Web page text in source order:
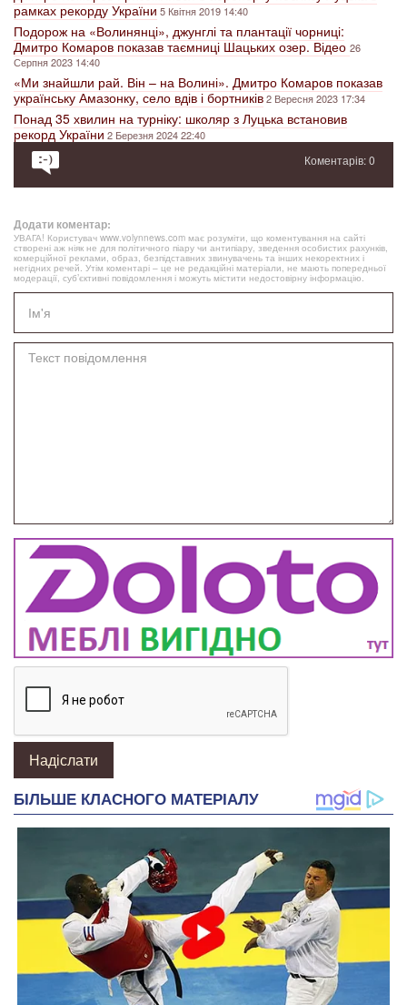
рамках рекорду України5 Квітня 2019 14:40
Подорож на «Волинянці», джунглі та плантації чорниці:
Дмитро Комаров показав таємниці Шацьких озер. Відео 26
Серпня 2023 14:40
«Ми знайшли рай. Він – на Волині». Дмитро Комаров показав
українську Амазонку, село вдів і бортників2 Вересня 2023 17:34
Понад 35 хвилин на турніку: школяр з Луцька встановив
рекорд України2 Березня 2024 22:40
Коментарів: 0
Додати коментар:
УВАГА! Користувач www.volynnews.com має розуміти, що коментування на сайті
створені аж ніяк не для політичного піару чи антипіару, зведення особистих рахунків,
комерційної реклами, образ, безпідставних звинувачень та інших некоректних і
негідних речей. Утім коментарі – це не редакційні матеріали, не мають попередньої
модерації, суб’єктивні повідомлення і можуть містити недостовірну інформацію.